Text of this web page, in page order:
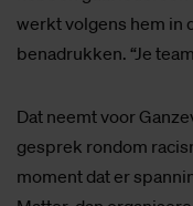
werkt volgens hem in
benadrukken. “Je
Dat neemt voor
gesprek rondom
moment dat er